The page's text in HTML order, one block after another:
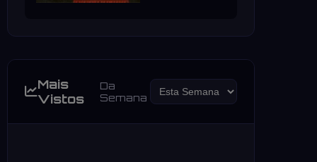
Mais
Vistos
Da
Semana